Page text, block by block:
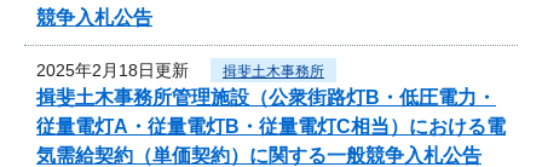
競争入札公告
2025年2月18日更新 揖斐土木事務所
揖斐土木事務所管理施設（公衆街路灯B・低圧電力・
従量電灯A・従量電灯B・従量電灯C相当）における電
気需給契約（単価契約）に関する一般競争入札公告